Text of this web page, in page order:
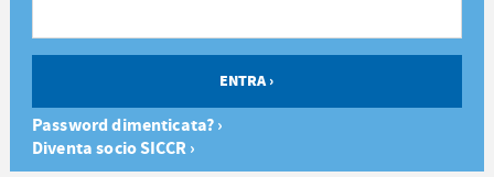
Password dimenticata? ›
Diventa socio SICCR ›